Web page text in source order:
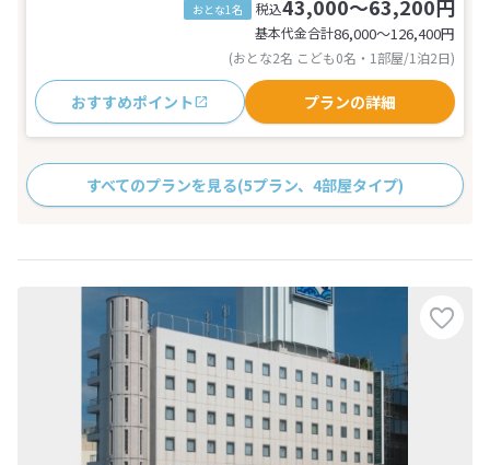
おとな1名 税込43,000～63,200円
基本代金合計86,000〜126,400円
(おとな2名 こども0名・1部屋/1泊2日)
おすすめポイント プランの詳細
すべてのプランを見る(5プラン、4部屋タイプ)